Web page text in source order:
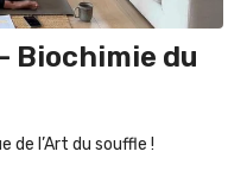
Biochimie du
de l’Art du souffle !